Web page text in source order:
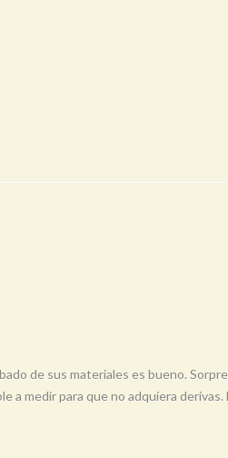
de sus materiales es bueno.
a medir para que no adquiera